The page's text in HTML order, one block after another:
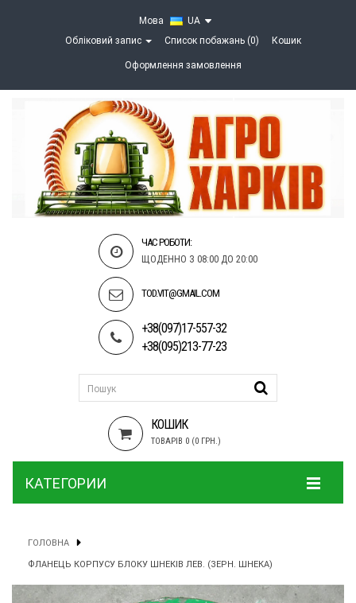
Мова
UA
Обліковий запис
Список побажань (0) Кошик
Оформлення замовлення
ЧАС РОБОТИ:
ЩОДЕННО З 08:00 ДО 20:00
TOD.VIT@GMAIL.COM
+38(097)17-557-32
+38(095)213-77-23
КОШИК
ТОВАРІВ 0 (0 ГРН.)
КАТЕГОРИИ
ГОЛОВНА
ФЛАНЕЦЬ КОРПУСУ БЛОКУ ШНЕКІВ ЛЕВ. (ЗЕРН. ШНЕКА)